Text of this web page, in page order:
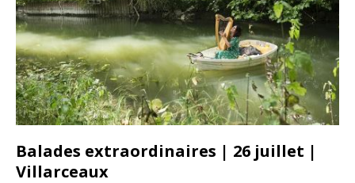
Balades extraordinaires | 26 juillet |
Villarceaux